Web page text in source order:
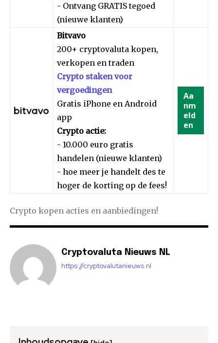
- Ontvang GRATIS tegoed
(nieuwe klanten)
Bitvavo
200+ cryptovaluta kopen,
verkopen en traden
Crypto staken voor
vergoedingen
Gratis iPhone en Android
app
Crypto actie:
- 10.000 euro gratis
handelen (nieuwe klanten)
- hoe meer je handelt des te
hoger de korting op de fees!
Aa
nm
eld
en
Crypto kopen acties en aanbiedingen!
Cryptovaluta Nieuws NL
https://cryptovalutanieuws.nl